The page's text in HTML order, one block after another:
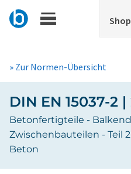
Shop
» Zur Normen-Übersicht
DIN EN 15037-2 |
Betonfertigteile -
Zwischenbauteilen - Teil
Beton